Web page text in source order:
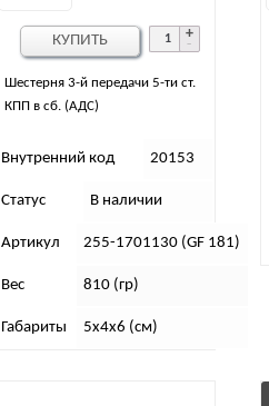
Шестерня 3-й передачи 5-ти ст.
КПП в сб. (АДС)
Внутренний код 20153
Статус В наличии
Артикул 255-1701130 (GF 181)
Вес 810 (гр)
Габариты 5х4х6 (см)
КУПИТЬ